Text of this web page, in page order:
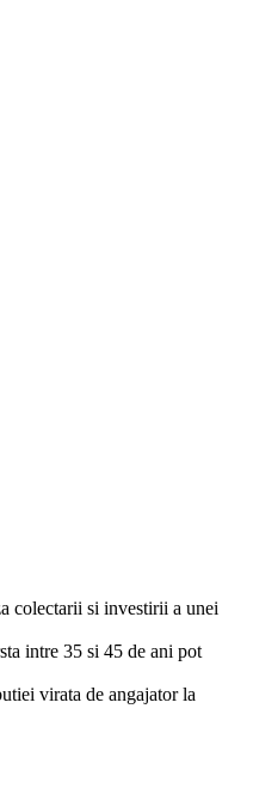
colectarii si investirii a unei
intre 35 si 45 de ani pot
virata de angajator la